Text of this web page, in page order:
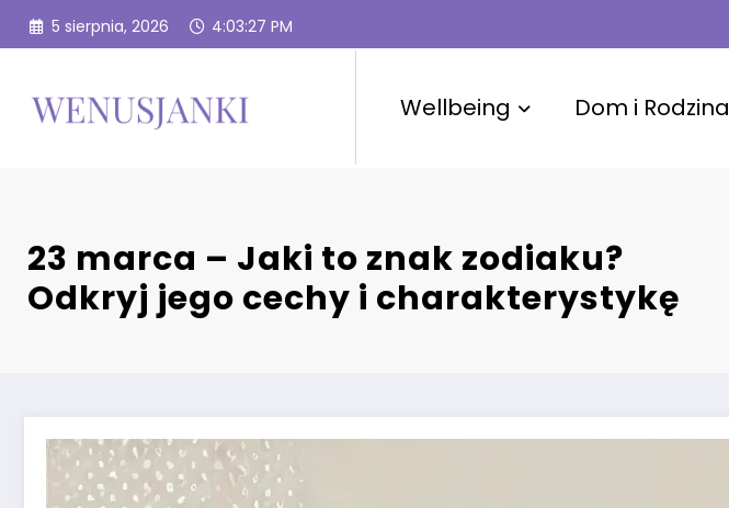
Przejdź
5 sierpnia, 2026 4:03:28 PM
Wellbeing Dom i Rodzina
23 marca – Jaki to znak zodiaku?
Odkryj jego cechy i charakterystykę